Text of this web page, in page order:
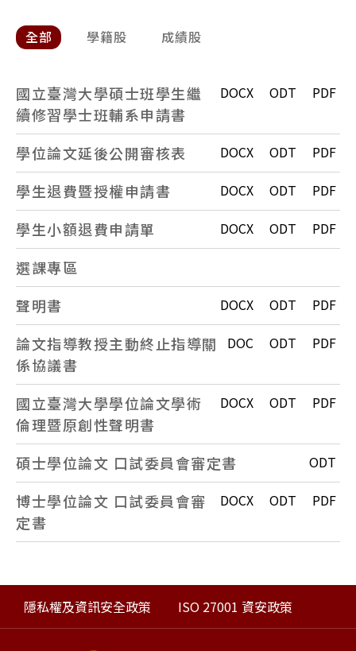
全部 學籍股 成績股
國立臺灣大學碩士班學生繼
續修習學士班輔系申請書
DOCX ODT PDF
學位論文延後公開審核表 DOCX ODT PDF
學生退費暨授權申請書 DOCX ODT PDF
學生小額退費申請單 DOCX ODT PDF
選課專區
聲明書
DOCX ODT PDF
論文指導教授主動終止指導關
係協議書
DOC ODT PDF
國立臺灣大學學位論文學術
倫理暨原創性聲明書
DOCX ODT PDF
碩士學位論文 口試委員會審定書 ODT
博士學位論文 口試委員會審
定書
DOCX ODT PDF
隱私權及資訊安全政策 ISO 27001 資安政策